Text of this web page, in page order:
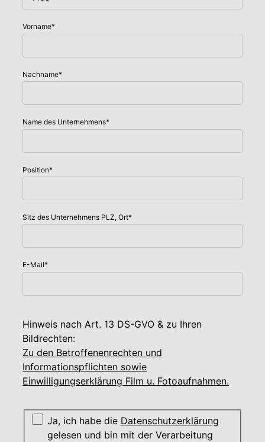
Vorname*
Nachname*
Name des Unternehmens*
Position*
Sitz des Unternehmens PLZ, Ort*
E-Mail*
Hinweis nach Art. 13 DS-GVO & zu Ihren
Bildrechten:
Zu den Betroffenenrechten und
Informationspflichten sowie
Einwilligungserklärung Film u. Fotoaufnahmen.
Ja, ich habe die Datenschutzerklärung
gelesen und bin mit der Verarbeitung